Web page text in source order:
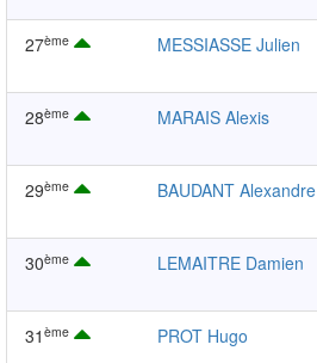
27ème MESSIASSE Julien
28ème MARAIS Alexis
29ème BAUDANT Alexandre
30ème LEMAITRE Damien
31 ème PROT Hugo